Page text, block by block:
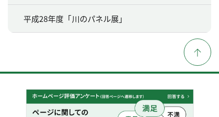
平成28年度「川のパネル展」